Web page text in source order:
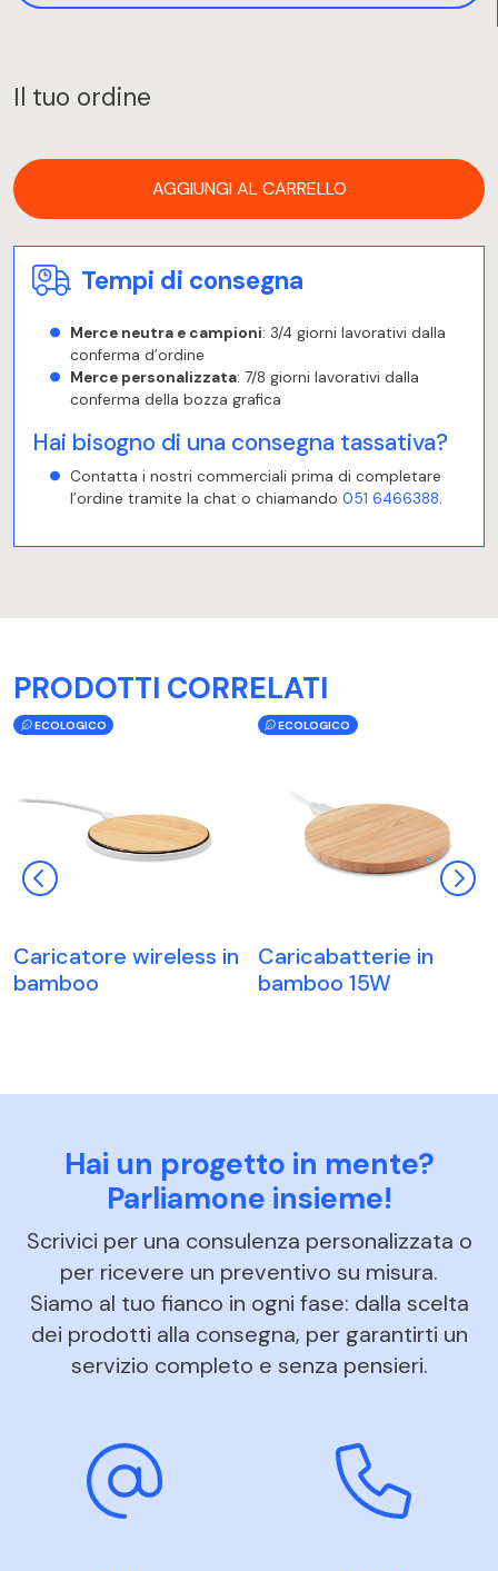
Il tuo ordine
AGGIUNGI AL CARRELLO
Tempi di consegna
Merce neutra e campioni: 3/4 giorni lavorativi dalla
conferma d’ordine
Merce personalizzata: 7/8 giorni lavorativi dalla
conferma della bozza grafica
Hai bisogno di una consegna tassativa?
Contatta i nostri commerciali prima di completare
l’ordine tramite la chat o chiamando 051 6466388.
PRODOTTI CORRELATI
ECOLOGICO
Caricatore wireless in
bamboo
ECOLOGICO
Caricabatterie in
bamboo 15W
Hai un progetto in mente?
Parliamone insieme!
Scrivici per una consulenza personalizzata o
per ricevere un preventivo su misura.
Siamo al tuo fianco in ogni fase: dalla scelta
dei prodotti alla consegna, per garantirti un
servizio completo e senza pensieri.